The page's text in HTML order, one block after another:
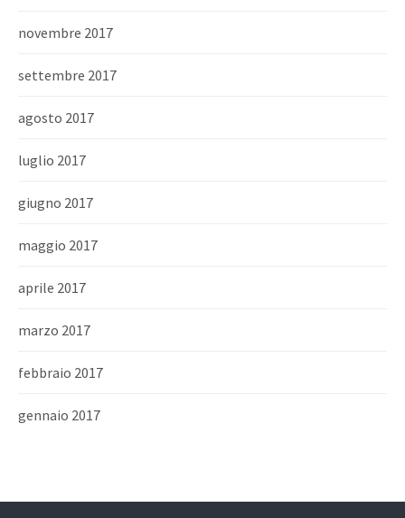
novembre 2017
settembre 2017
agosto 2017
luglio 2017
giugno 2017
maggio 2017
aprile 2017
marzo 2017
febbraio 2017
gennaio 2017